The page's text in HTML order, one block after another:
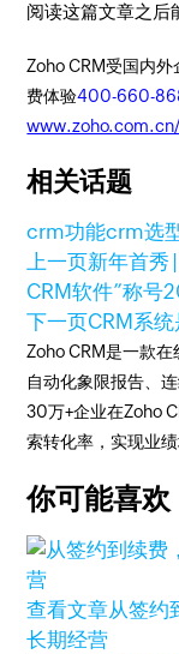
阅读这篇文章之后
Zoho CRM受国内
费体验400-660-
相关话题
crm功能crm选
上一页新年首秀
CRM软件”称号
下一页CRM系
Zoho CRM是一款
自动化象限报告、
30万+企业在Zoho
索转化率，实现业绩
你可能喜欢
查看文章从签约
长期经营